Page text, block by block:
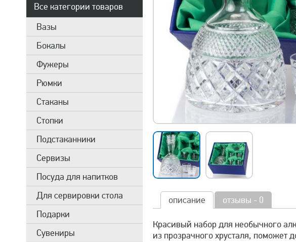
Все категории товаров
Вазы
Бокалы
Фужеры
Рюмки
Стаканы
Стопки
Подстаканники
Сервизы
Посуда для напитков
Для сервировки стола
Подарки
Сувениры
описание отзывы - 0
Красивый набор для необычного
из прозрачного хрусталя, поможет